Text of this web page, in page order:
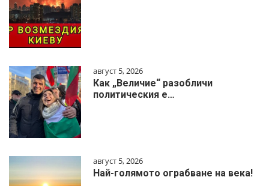
август 5, 2026
Как „Величие“ разобличи
политическия е…
август 5, 2026
Най-голямото ограбване на века!